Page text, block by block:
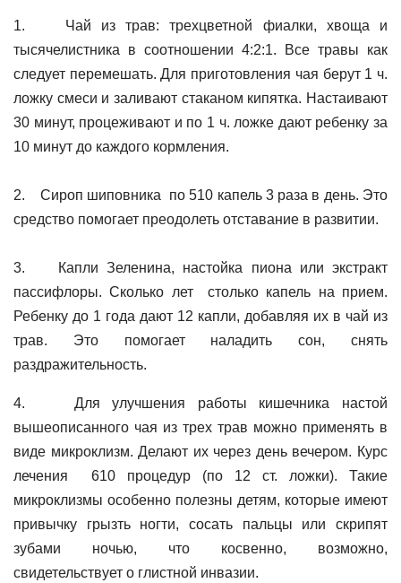
1. Чай из трав: трехцветной фиалки, хвоща и
тысячелистника в соотношении 4:2:1. Все травы как
следует перемешать. Для приготовления чая берут 1 ч.
ложку смеси и заливают стаканом кипятка. Настаивают
30 минут, процеживают и по 1 ч. ложке дают ребенку за
10 минут до каждого кормления.
2. Сироп шиповника по 510 капель 3 раза в день. Это
средство помогает преодолеть отставание в развитии.
3. Капли Зеленина, настойка пиона или экстракт
пассифлоры. Сколько лет столько капель на прием.
Ребенку до 1 года дают 12 капли, добавляя их в чай из
трав. Это помогает наладить сон, снять
раздражительность.
4. Для улучшения работы кишечника настой
вышеописанного чая из трех трав можно применять в
виде микроклизм. Делают их через день вечером. Курс
лечения 610 процедур (по 12 ст. ложки). Такие
микроклизмы особенно полезны детям, которые имеют
привычку грызть ногти, сосать пальцы или скрипят
зубами ночью, что косвенно, возможно,
свидетельствует о глистной инвазии.